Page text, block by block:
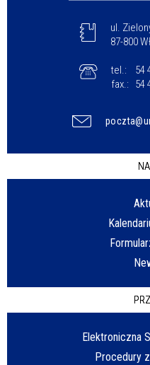
ul.
87-800
tel.:
54
fax.:
54
Elektroniczna
Procedury